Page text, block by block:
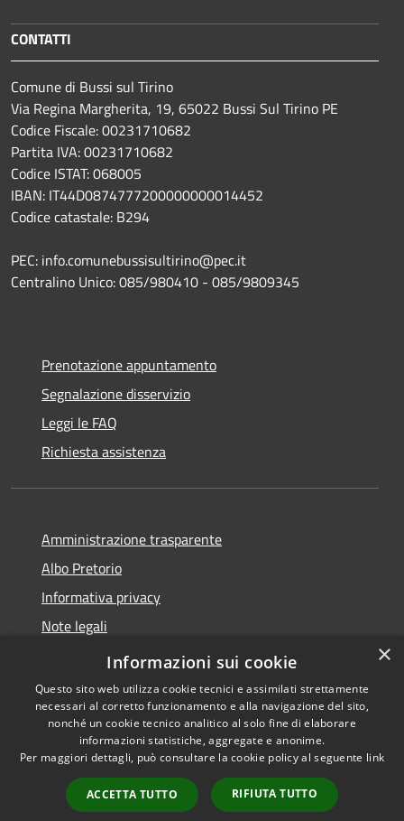
CONTATTI
Comune di Bussi sul Tirino
Via Regina Margherita, 19, 65022 Bussi Sul Tirino PE
Codice Fiscale: 00231710682
Partita IVA: 00231710682
Codice ISTAT: 068005
IBAN: IT44D0874777200000000014452
Codice catastale: B294
PEC: info.comunebussisultirino@pec.it
Centralino Unico: 085/980410 - 085/9809345
Prenotazione appuntamento
Segnalazione disservizio
Leggi le FAQ
Richiesta assistenza
Amministrazione trasparente
Albo Pretorio
Informativa privacy
Note legali
Dichiarazione di accessibilità
Accessibilità
Copyright © 2026 • Comune di
Bussi sul Tirino • Powered by
Municipium•
Accesso
redazione
×
Informazioni sui cookie
Questo sito web utilizza cookie tecnici e assimilati strettamente
necessari al corretto funzionamento e alla navigazione del sito,
nonché un cookie tecnico analitico al solo fine di elaborare
informazioni statistiche, aggregate e anonime.
Per maggiori dettagli, può consultare la cookie policy al seguente link
ACCETTA TUTTO RIFIUTA TUTTO